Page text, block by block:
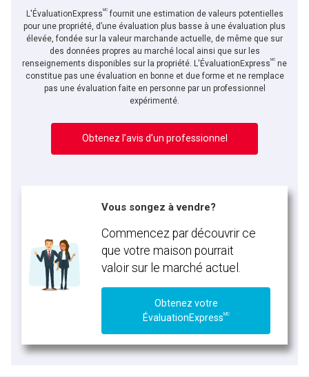
En cliquant sur le bouton « soumettre », vous consentez à nos conditions d'utilisation et
vous nous fournissez l'autorisation écrite de communiquer avec vous.
L'ÉvaluationExpressMCfournit une estimation de valeurs potentielles
pour une propriété, d’une évaluation plus basse à une évaluation plus
élevée, fondée sur la valeur marchande actuelle, de même que sur
des données propres au marché local ainsi que sur les
renseignements disponibles sur la propriété. L'ÉvaluationExpressMC ne
constitue pas une évaluation en bonne et due forme et ne remplace
pas une évaluation faite en personne par un professionnel
expérimenté.
Obtenez l’avis d’un professionnel
Vous songez à vendre?
Commencez par découvrir ce
que votre maison pourrait
valoir sur le marché actuel.
Obtenez votre
ÉvaluationExpressMC